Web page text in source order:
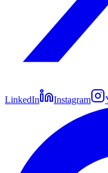
LinkedIn Instagram